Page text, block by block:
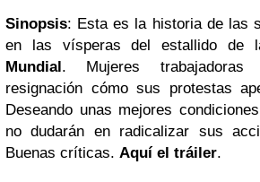
Sinopsis: Esta es la historia de las
en las vísperas del estallido de
Mundial. Mujeres
resignación cómo sus protestas
Deseando unas mejores
no dudarán en radicalizar sus
Buenas críticas. Aquí el tráiler.